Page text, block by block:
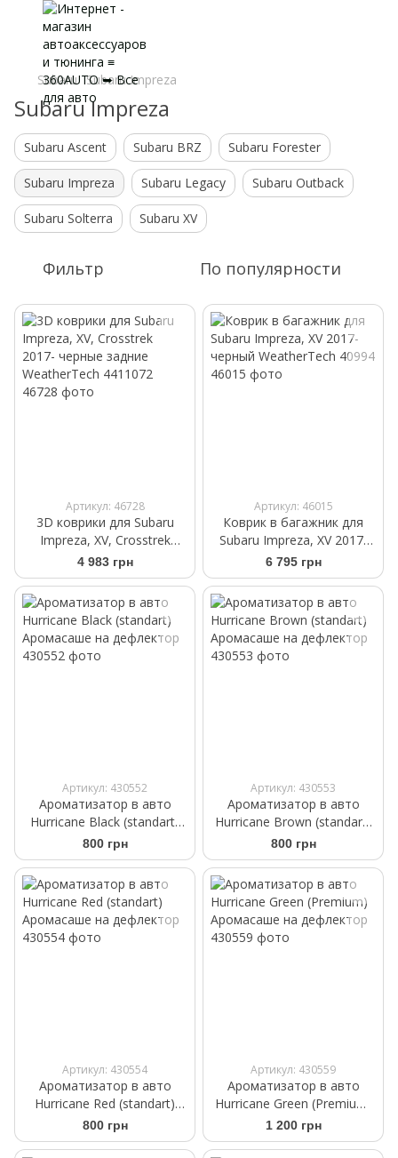
Subaru Subaru Impreza
Subaru Impreza
Subaru Ascent Subaru BRZ Subaru Forester
Subaru Impreza Subaru Legacy Subaru Outback
Subaru Solterra Subaru XV
Фильтр По популярности
Артикул: 46728
3D коврики для Subaru
Impreza, XV, Crosstrek
2017- черные задние
WeatherTech 4411072
4 983 грн
Артикул: 46015
Коврик в багажник для
Subaru Impreza, XV 2017-
черный WeatherTech 40994
6 795 грн
Артикул: 430552
Ароматизатор в авто
Hurricane Black (standart)
Аромасаше на дефлектор
800 грн
Артикул: 430553
Ароматизатор в авто
Hurricane Brown (standart)
Аромасаше на дефлектор
800 грн
Артикул: 430554
Ароматизатор в авто
Hurricane Red (standart)
Аромасаше на дефлектор
800 грн
Артикул: 430559
Ароматизатор в авто
Hurricane Green (Premium)
Аромасаше на дефлектор
1 200 грн